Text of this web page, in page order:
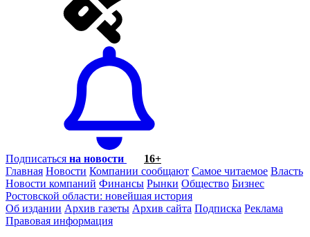
Подписаться на новости
16+
Главная Новости Компании сообщают Самое читаемое Власть
Новости компаний Финансы Рынки Общество Бизнес
Ростовской области: новейшая история
Об издании Архив газеты Архив сайта Подписка Реклама
Правовая информация